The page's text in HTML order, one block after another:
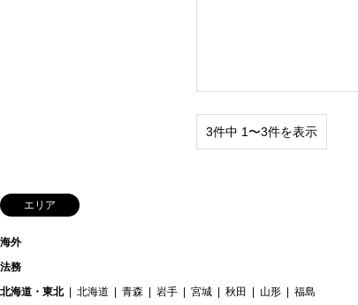
3件中 1〜3件を表示
エリア
海外
法務
北海道・東北
北海道 青森 岩手 宮城 秋田 山形
福島